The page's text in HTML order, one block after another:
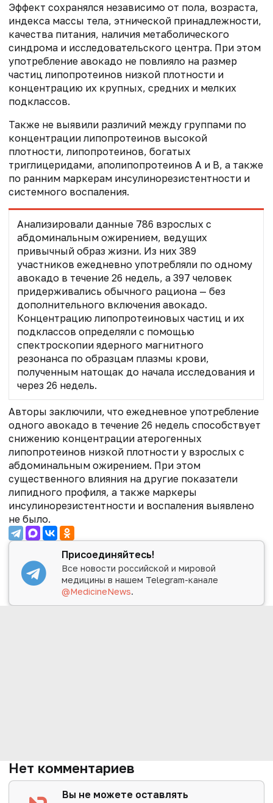
Эффект сохранялся независимо от пола, возраста,
индекса массы тела, этнической принадлежности,
качества питания, наличия метаболического
синдрома и исследовательского центра. При этом
употребление авокадо не повлияло на размер
частиц липопротеинов низкой плотности и
концентрацию их крупных, средних и мелких
подклассов.
Также не выявили различий между группами по
концентрации липопротеинов высокой
плотности, липопротеинов, богатых
триглицеридами, аполипопротеинов А и В, а также
по ранним маркерам инсулинорезистентности и
системного воспаления.
Анализировали данные 786 взрослых с
абдоминальным ожирением, ведущих
привычный образ жизни. Из них 389
участников ежедневно употребляли по одному
авокадо в течение 26 недель, а 397 человек
придерживались обычного рациона — без
дополнительного включения авокадо.
Концентрацию липопротеиновых частиц и их
подклассов определяли с помощью
спектроскопии ядерного магнитного
резонанса по образцам плазмы крови,
полученным натощак до начала исследования и
через 26 недель.
Авторы заключили, что ежедневное употребление
одного авокадо в течение 26 недель способствует
снижению концентрации атерогенных
липопротеинов низкой плотности у взрослых с
абдоминальным ожирением. При этом
существенного влияния на другие показатели
липидного профиля, а также маркеры
инсулинорезистентности и воспаления выявлено
не было.
Присоединяйтесь!
Все новости российской и мировой
медицины в нашем Telegram-канале
@MedicineNews.
Нет комментариев
Вы не можете оставлять